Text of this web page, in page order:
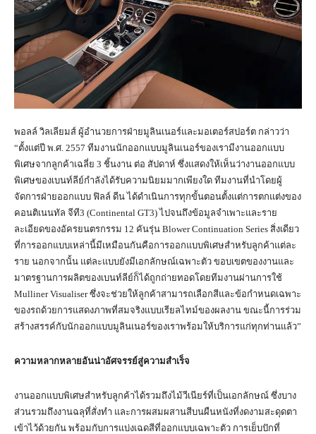
พอลล์ วิลเลียมส์ ผู้อำนวยการฝ่ายมูลินเนอร์และมอเตอร์สปอร์ต กล่าวว่า
“ตั้งแต่ปี พ.ศ. 2557 ทีมงานนักออกแบบมูลินเนอร์ของเรามีงานออกแบบ
พิเศษจากลูกค้าเฉลี่ย 3 ชิ้นงาน ต่อ สัปดาห์ ซึ่งแสดงให้เห็นว่างานออกแบบ
พิเศษของเบนท์ลีย์กำลังได้รับความนิยมมากเพียงใด ทีมงานที่นำโดยผู้
จัดการฝ่ายออกแบบ ฟิลล์ ดีน ได้ดำเนินการทุกขั้นตอนตั้งแต่การตกแต่งของ
คอนติเนนทัล จีที3 (Continental GT3) ไปจนถึงข้อมูลจำเพาะและราย
ละเอียดของอัครยนตรกรรม 12 คันรุ่น Blower Continuation Series สิ่งเดียว
ที่การออกแบบเหล่านี้มีเหมือนกันคือการออกแบบพิเศษสำหรับลูกค้าแต่ละ
ราย นอกจากนั้น แต่ละแบบยังมีเอกลักษณ์เฉพาะตัว ขอบเขตของงานและ
มาตรฐานการผลิตของเบนท์ลีย์ก็ได้ถูกถ่ายทอดโดยทีมงานผ่านการใช้
Mulliner Visualiser ซึ่งจะช่วยให้ลูกค้าสามารถเลือกสีและข้อกำหนดเฉพาะ
ของรถด้วยการแสดงภาพที่สมจริงแบบเรียลไทม์ของผลงาน ขณะนี้การร่วม
สร้างสรรค์กับนักออกแบบมูลินเนอร์ของเราพร้อมให้บริการแก่ทุกท่านแล้ว”
ความหลากหลายอันน่าอัศจรรย์สู่ความสำเร็จ
งานออกแบบพิเศษสำหรับลูกค้าได้รวมถึงไม้วีเนียร์ที่เป็นเอกลักษณ์ ซึ่งบาง
ส่วนรวมถึงงานฉลุที่สั่งทำ และการผสมผสานสีบนผืนหนังที่งดงามสะดุดตา
เข้าไว้ด้วยกัน พร้อมกับการแบ่งเฉดสีที่ออกแบบเฉพาะตัว การเย็บปักที่